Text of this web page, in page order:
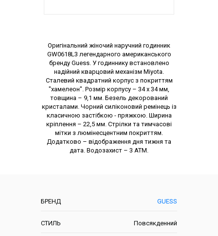
БРЕНД GUESS
СТИЛЬ Повсякденний
Опис товару
Оригінальний жіночий наручний годинник
GW0618L3 легендарного американського
бренду Guess. У годиннику встановлено
надійний кварцовий механізм Miyota.
Сталевий квадратний корпус з покриттям
"хамелеон". Розмір корпусу – 34 х 34 мм,
товщина – 9,1 мм. Безель декорований
кристалами. Чорний силіконовий ремінець із
класичною застібкою - пряжкою. Ширина
кріплення – 22,5 мм. Стрілки та тимчасові
мітки з люмінесцентним покриттям.
Додатково – відображення дня тижня та
дата. Водозахист – 3 АТМ.